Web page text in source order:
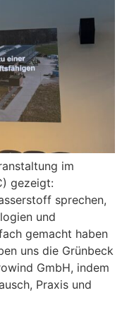
im
gezeigt:
sprechen,
und
gemacht haben
uns die Grünbeck
GmbH, indem
Praxis und